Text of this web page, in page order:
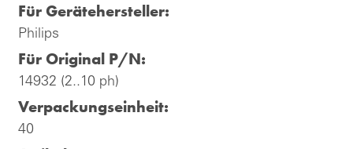
Für Gerätehersteller:
Philips
Für Original P/N:
14932 (2..10 ph)
Verpackungseinheit:
40